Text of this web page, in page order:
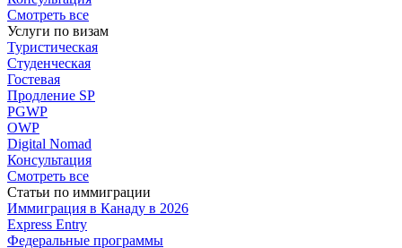
Смотреть все
Услуги по визам
Туристическая
Студенческая
Гостевая
Продление SP
PGWP
OWP
Digital Nomad
Консультация
Смотреть все
Статьи по иммиграции
Иммиграция в Канаду в 2026
Express Entry
Федеральные программы